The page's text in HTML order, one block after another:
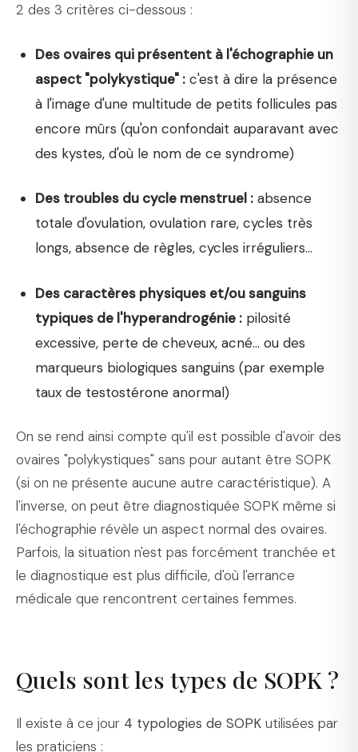
2 des 3 critères ci-dessous :
Des ovaires qui présentent à l'échographie un
aspect "polykystique" :c'est à dire la présence
à l'image d'une multitude de petits follicules pas
encore mûrs (qu'on confondait auparavant avec
des kystes, d'où le nom de ce syndrome)
Des troubles du cycle menstruel :absence
totale d'ovulation, ovulation rare, cycles très
longs, absence de règles, cycles irréguliers...
Des caractères physiques et/ou sanguins
typiques de l'hyperandrogénie :pilosité
excessive, perte de cheveux, acné... ou des
marqueurs biologiques sanguins (par exemple
taux de testostérone anormal)
On se rend ainsi compte qu'il est possible d'avoir des
ovaires "polykystiques" sans pour autant être SOPK
(si on ne présente aucune autre caractéristique). A
l'inverse, on peut être diagnostiquée SOPK même si
l'échographie révèle un aspect normal des ovaires.
Parfois, la situation n'est pas forcément tranchée et
le diagnostique est plus difficile, d'où l'errance
médicale que rencontrent certaines femmes.
Quels sont les types de SOPK ?
Il existe à ce jour 4 typologies de SOPK utilisées par
les praticiens :